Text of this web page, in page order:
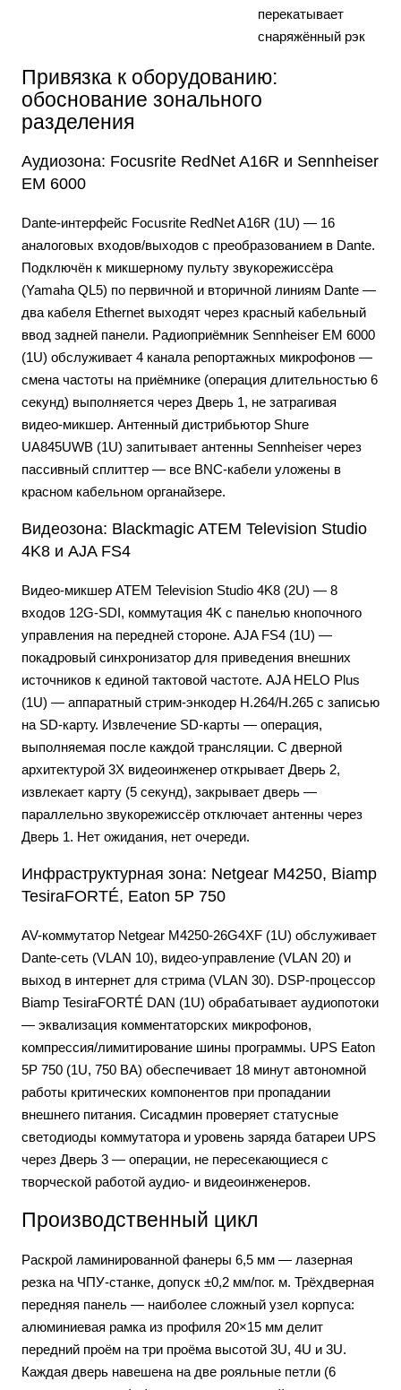
перекатывает
снаряжённый рэк
Привязка к оборудованию:
обоснование зонального
разделения
Аудиозона: Focusrite RedNet A16R и Sennheiser
EM 6000
Dante-интерфейс Focusrite RedNet A16R (1U) — 16
аналоговых входов/выходов с преобразованием в Dante.
Подключён к микшерному пульту звукорежиссёра
(Yamaha QL5) по первичной и вторичной линиям Dante —
два кабеля Ethernet выходят через красный кабельный
ввод задней панели. Радиоприёмник Sennheiser EM 6000
(1U) обслуживает 4 канала репортажных микрофонов —
смена частоты на приёмнике (операция длительностью 6
секунд) выполняется через Дверь 1, не затрагивая
видео-микшер. Антенный дистрибьютор Shure
UA845UWB (1U) запитывает антенны Sennheiser через
пассивный сплиттер — все BNC-кабели уложены в
красном кабельном органайзере.
Видеозона: Blackmagic ATEM Television Studio
4K8 и AJA FS4
Видео-микшер ATEM Television Studio 4K8 (2U) — 8
входов 12G-SDI, коммутация 4K с панелью кнопочного
управления на передней стороне. AJA FS4 (1U) —
покадровый синхронизатор для приведения внешних
источников к единой тактовой частоте. AJA HELO Plus
(1U) — аппаратный стрим-энкодер H.264/H.265 с записью
на SD-карту. Извлечение SD-карты — операция,
выполняемая после каждой трансляции. С дверной
архитектурой 3X видеоинженер открывает Дверь 2,
извлекает карту (5 секунд), закрывает дверь —
параллельно звукорежиссёр отключает антенны через
Дверь 1. Нет ожидания, нет очереди.
Инфраструктурная зона: Netgear M4250, Biamp
TesiraFORTÉ, Eaton 5P 750
AV-коммутатор Netgear M4250-26G4XF (1U) обслуживает
Dante-сеть (VLAN 10), видео-управление (VLAN 20) и
выход в интернет для стрима (VLAN 30). DSP-процессор
Biamp TesiraFORTÉ DAN (1U) обрабатывает аудиопотоки
— эквализация комментаторских микрофонов,
компрессия/лимитирование шины программы. UPS Eaton
5P 750 (1U, 750 ВА) обеспечивает 18 минут автономной
работы критических компонентов при пропадании
внешнего питания. Сисадмин проверяет статусные
светодиоды коммутатора и уровень заряда батареи UPS
через Дверь 3 — операции, не пересекающиеся с
творческой работой аудио- и видеоинженеров.
Производственный цикл
Раскрой ламинированной фанеры 6,5 мм — лазерная
резка на ЧПУ-станке, допуск ±0,2 мм/пог. м. Трёхдверная
передняя панель — наиболее сложный узел корпуса:
алюминиевая рамка из профиля 20×15 мм делит
передний проём на три проёма высотой 3U, 4U и 3U.
Каждая дверь навешена на две рояльные петли (6